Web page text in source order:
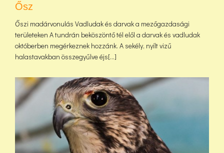
Ősz
Őszi madárvonulás Vadludak és darvak a mezőgazdasági
területeken A tundrán beköszöntő tél elől a darvak és vadludak
októberben megérkeznek hozzánk. A sekély, nyílt vizű
halastavakban összegyűlve éjs[...]